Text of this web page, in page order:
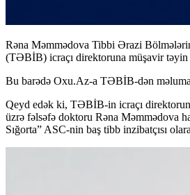
Rəna Məmmədova Tibbi Ərazi
(TƏBİB) icraçı direktoruna müşavir
Bu barədə Oxu.Az-a TƏBİB-dən
Qeyd edək ki, TƏBİB-in icraçı
üzrə fəlsəfə doktoru Rəna Məmmədova
Sığorta” ASC-nin baş tibb inzibatçısı